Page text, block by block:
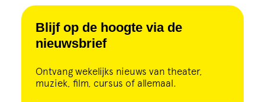
Blijf op de hoogte via de
nieuwsbrief
Ontvang wekelijks nieuws van theater,
muziek, film, cursus of allemaal.